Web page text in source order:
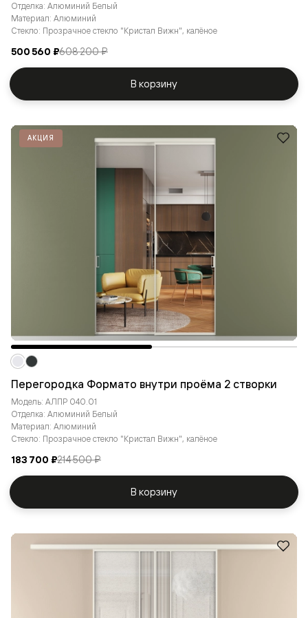
Отделка: Алюминий Белый
Материал: Алюминий
Стекло: Прозрачное стекло "Кристал Вижн", калёное
500 560 ₽608 200 ₽
В корзину
АКЦИЯ
Перегородка Формато внутри проёма 2 створки
Модель: АЛПР 040.01
Отделка: Алюминий Белый
Материал: Алюминий
Стекло: Прозрачное стекло "Кристал Вижн", калёное
183 700 ₽214 500 ₽
В корзину